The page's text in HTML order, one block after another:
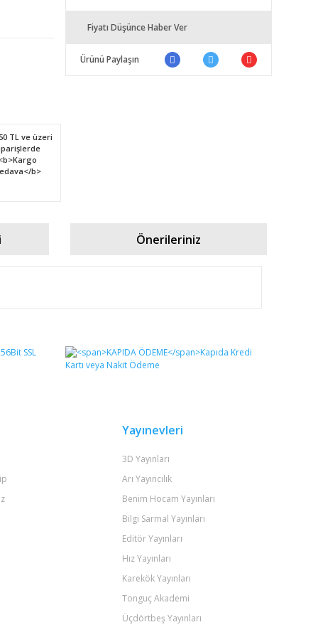
Fiyatı Düşünce Haber Ver
Ürünü Paylaşın
Önerileriniz
Yayınevleri
3D Yayınları
Arı Yayıncılık
Benim Hocam Yayınları
Bilgi Sarmal Yayınları
Editör Yayınları
Hız Yayınları
Karekök Yayınları
Tonguç Akademi
Üçdörtbeş Yayınları